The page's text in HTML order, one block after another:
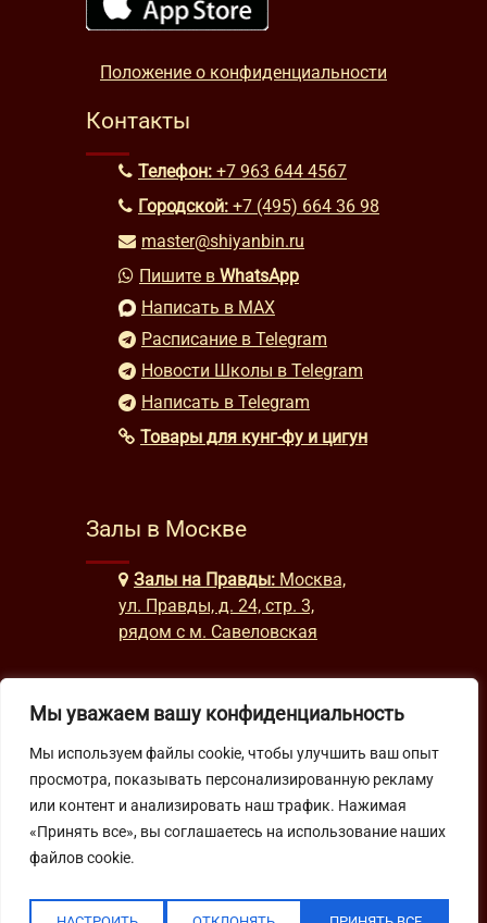
Мы уважаем вашу конфиденциальность
Мы используем файлы cookie, чтобы улучшить ваш опыт
просмотра, показывать персонализированную рекламу
или контент и анализировать наш трафик. Нажимая
«Принять все», вы соглашаетесь на использование наших
файлов cookie.
Положение о конфиденциальности
Контакты
Телефон: +7 963 644 4567
Городской: +7 (495) 664 36 98
master@shiyanbin.ru
Пишите в WhatsApp
Написать в MAX
Расписание в Telegram
Новости Школы в Telegram
Написать в Telegram
Товары для кунг-фу и цигун
Залы в Москве
Залы на Правды: Москва,
ул. Правды, д. 24, стр. 3,
рядом с м. Савеловская
Часы работы
будни: с 9:00 до 22:00
выходные: с 10:00 до 19:30
Подпишитесь на нашу рассылку